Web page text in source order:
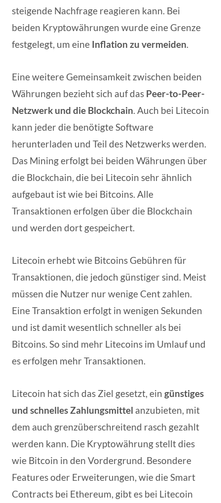
steigende Nachfrage reagieren kann. Bei
beiden Kryptowährungen wurde eine Grenze
festgelegt, um eine Inflation zu vermeiden.
Eine weitere Gemeinsamkeit zwischen beiden
Währungen bezieht sich auf das Peer-to-Peer-
Netzwerk und die Blockchain. Auch bei Litecoin
kann jeder die benötigte Software
herunterladen und Teil des Netzwerks werden.
Das Mining erfolgt bei beiden Währungen über
die Blockchain, die bei Litecoin sehr ähnlich
aufgebaut ist wie bei Bitcoins. Alle
Transaktionen erfolgen über die Blockchain
und werden dort gespeichert.
Litecoin erhebt wie Bitcoins Gebühren für
Transaktionen, die jedoch günstiger sind. Meist
müssen die Nutzer nur wenige Cent zahlen.
Eine Transaktion erfolgt in wenigen Sekunden
und ist damit wesentlich schneller als bei
Bitcoins. So sind mehr Litecoins im Umlauf und
es erfolgen mehr Transaktionen.
Litecoin hat sich das Ziel gesetzt, ein günstiges
und schnelles Zahlungsmittel anzubieten, mit
dem auch grenzüberschreitend rasch gezahlt
werden kann. Die Kryptowährung stellt dies
wie Bitcoin in den Vordergrund. Besondere
Features oder Erweiterungen, wie die Smart
Contracts bei Ethereum, gibt es bei Litecoin